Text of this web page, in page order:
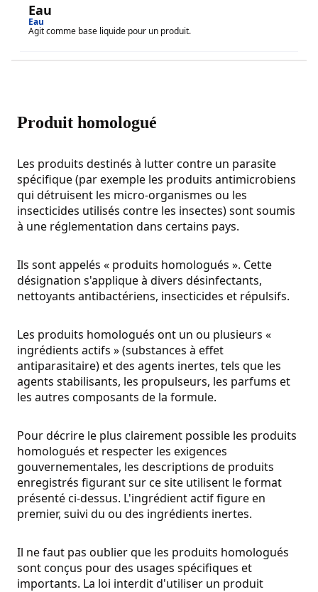
Eau
Eau
Agit comme base liquide pour un produit.
Produit homologué
Les produits destinés à lutter contre un parasite
spécifique (par exemple les produits antimicrobiens
qui détruisent les micro-organismes ou les
insecticides utilisés contre les insectes) sont soumis
à une réglementation dans certains pays.
Ils sont appelés « produits homologués ». Cette
désignation s'applique à divers désinfectants,
nettoyants antibactériens, insecticides et répulsifs.
Les produits homologués ont un ou plusieurs «
ingrédients actifs » (substances à effet
antiparasitaire) et des agents inertes, tels que les
agents stabilisants, les propulseurs, les parfums et
les autres composants de la formule.
Pour décrire le plus clairement possible les produits
homologués et respecter les exigences
gouvernementales, les descriptions de produits
enregistrés figurant sur ce site utilisent le format
présenté ci-dessus. L'ingrédient actif figure en
premier, suivi du ou des ingrédients inertes.
Il ne faut pas oublier que les produits homologués
sont conçus pour des usages spécifiques et
importants. La loi interdit d'utiliser un produit